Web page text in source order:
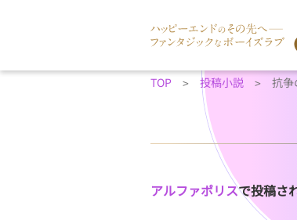
TOP 投稿小説 抗争
アルファポリスで投稿さ